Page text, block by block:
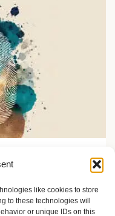
like cookies to store
to these technologies will
or unique IDs on this